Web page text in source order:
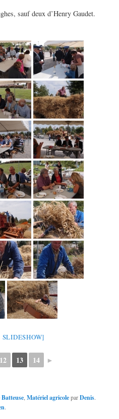
sauf deux d’Henry Gaudet.
SLIDESHOW]
12 13 14 ►
,Matériel agricoleparDenis.
.